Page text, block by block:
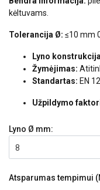
kėltuvams.
Tolerancija Ø: ≤10 mm
Lyno
Žymėjimas:
Standartas: EN
Užpildymo
Lyno Ø mm:
8
Atsparumas tempimui